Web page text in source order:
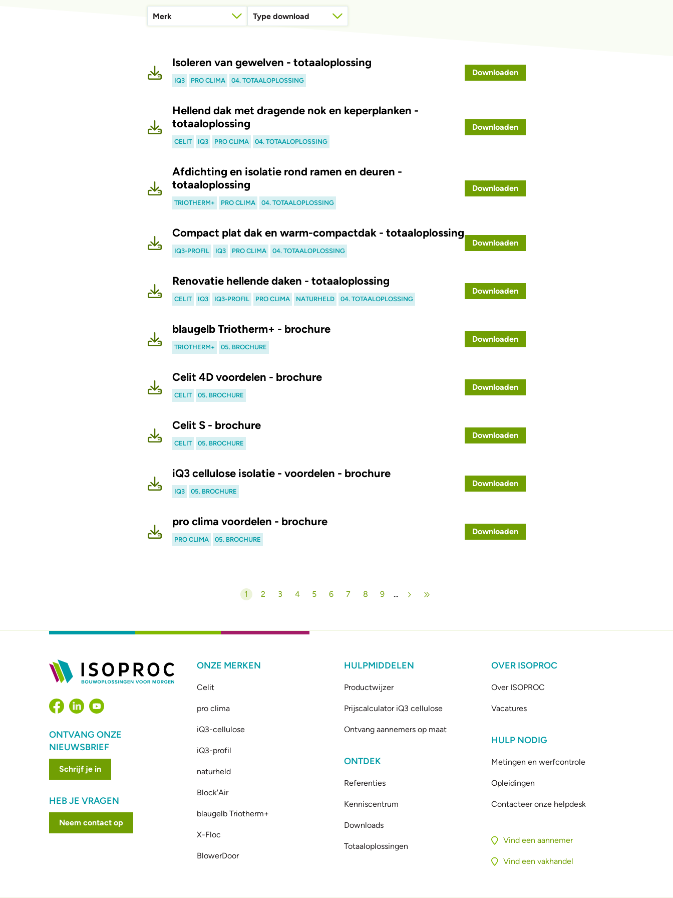
Merk Type download
Isoleren van gewelven - totaaloplossing
IQ3 PRO CLIMA 04. TOTAALOPLOSSING
Downloaden
Hellend dak met dragende nok en keperplanken -
totaaloplossing
CELIT IQ3 PRO CLIMA 04. TOTAALOPLOSSING
Downloaden
Afdichting en isolatie rond ramen en deuren -
totaaloplossing
TRIOTHERM+ PRO CLIMA 04. TOTAALOPLOSSING
Downloaden
Compact plat dak en warm-compactdak - totaaloplossing
IQ3-PROFIL IQ3 PRO CLIMA 04. TOTAALOPLOSSING
Downloaden
Renovatie hellende daken - totaaloplossing
CELIT IQ3 IQ3-PROFIL PRO CLIMA NATURHELD 04. TOTAALOPLOSSING
Downloaden
blaugelb Triotherm+ - brochure
TRIOTHERM+ 05. BROCHURE
Downloaden
Celit 4D voordelen - brochure
CELIT 05. BROCHURE
Downloaden
Celit S - brochure
CELIT 05. BROCHURE
Downloaden
iQ3 cellulose isolatie - voordelen - brochure
IQ3 05. BROCHURE
Downloaden
pro clima voordelen - brochure
PRO CLIMA 05. BROCHURE
Downloaden
Huidige pagina
1 Pagina
2 Pagina
3 Pagina
4 Pagina
5 Pagina
6 Pagina
7 Pagina
8 Pagina
9 …
ONTVANG ONZE
NIEUWSBRIEF
Schrijf je in
HEB JE VRAGEN
Neem contact op
ONZE MERKEN
Celit
pro clima
iQ3-cellulose
iQ3-profil
naturheld
Block'Air
blaugelb Triotherm+
X-Floc
BlowerDoor
HULPMIDDELEN
Productwijzer
Prijscalculator iQ3 cellulose
Ontvang aannemers op maat
ONTDEK
Referenties
Kenniscentrum
Downloads
Totaaloplossingen
OVER ISOPROC
Over ISOPROC
Vacatures
HULP NODIG
Metingen en werfcontrole
Opleidingen
Contacteer onze helpdesk
Vind een aannemer
Vind een vakhandel